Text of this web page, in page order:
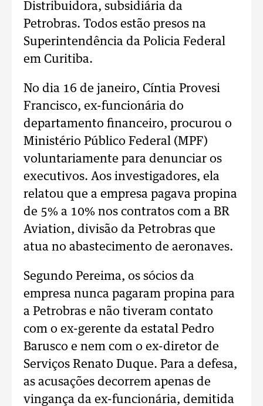
Distribuidora, subsidiária da
Petrobras. Todos estão presos na
Superintendência da Policia Federal
em Curitiba.
No dia 16 de janeiro, Cíntia Provesi
Francisco, ex-funcionária do
departamento financeiro, procurou o
Ministério Público Federal (MPF)
voluntariamente para denunciar os
executivos. Aos investigadores, ela
relatou que a empresa pagava propina
de 5% a 10% nos contratos com a BR
Aviation, divisão da Petrobras que
atua no abastecimento de aeronaves.
Segundo Pereima, os sócios da
empresa nunca pagaram propina para
a Petrobras e não tiveram contato
com o ex-gerente da estatal Pedro
Barusco e nem com o ex-diretor de
Serviços Renato Duque. Para a defesa,
as acusações decorrem apenas de
vingança da ex-funcionária, demitida